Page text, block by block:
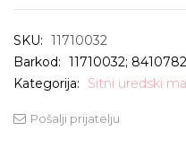
SKU: 11710032
Barkod: 11710032;
Kategorija:
Sitni uredski
Pošalji prijatelju